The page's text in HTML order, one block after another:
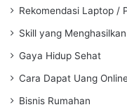
Rekomendasi Laptop /
Skill yang Menghasilkan
Gaya Hidup Sehat
Cara Dapat Uang
Bisnis Rumahan